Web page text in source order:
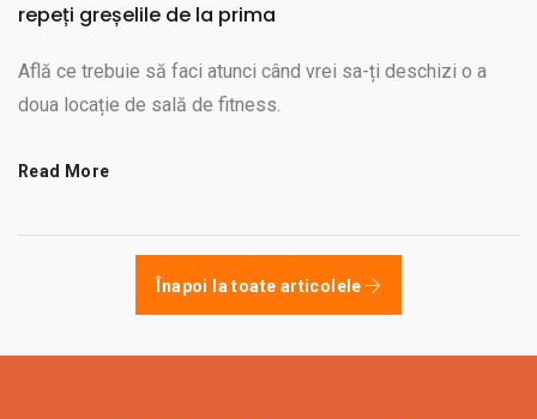
repeți greșelile de la prima
Află ce trebuie să faci atunci când vrei sa-ți deschizi o a
doua locație de sală de fitness.
Read More
Înapoi la toate articolele